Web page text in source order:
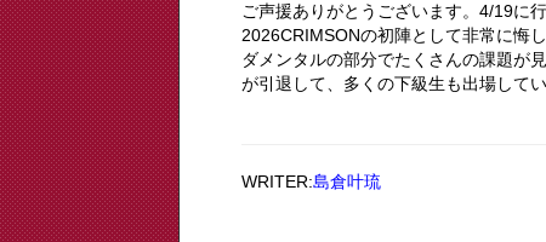
ご声援ありがとうございます。4/19に
2026CRIMSONの初陣として非常に悔
ダメンタルの部分でたくさんの課題が
が引退して、多くの下級生も出場して
WRITER:島倉叶琉